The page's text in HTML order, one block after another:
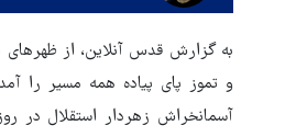
به گزارش قدس آنلاین، از
و تموز پای پیاده همه مسیر را
آسمانخراش زهردار استقلال در